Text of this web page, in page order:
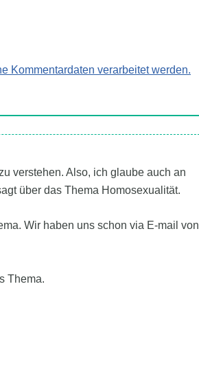
Kommentardaten verarbeitet werden.
verstehen. Also, ich glaube auch an
über das Thema Homosexualität.
Wir haben uns schon via E-mail von
Thema.